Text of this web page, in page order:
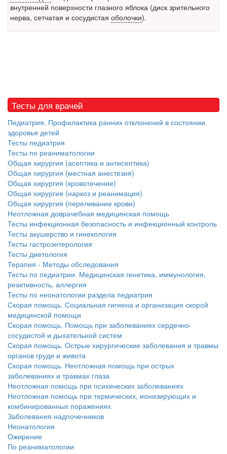
Местная анестезия развивает кардиотоксичность
Федеральная служба по
осложнений от...
Закон о праве родителей находиться с детьми в
реанимации внесен в Госдуму
законопроект внесен в
палату на
рассмотрение. Суть его
заключается в
нахождении одного из
родителей в
бесплатно, в течении всего срока лечения...
внутренней поверхности глазного яблока (диск зрительного
нерва, сетчатая и сосудистая оболочки).
Тесты для врачей
Педиатрия. Профилактика ранних отклонений в состоянии
здоровья детей
Тесты педиатрия
Тесты по реаниматологии
Общая хирургия (асептика и антисептика)
Общая хирургия (местная анестезия)
Общая хирургия (кровотечение)
Общая хирургия (наркоз и реанимация)
Общая хирургия (переливание крови)
Неотложная доврачебная медицинская помощь
Тесты инфекционная безопасность и инфекционный контроль
Тесты акушерство и гинекология
Тесты гастроэнтерология
Тесты диетология
Терапия - Методы обследования
Тесты по педиатрии. Медицинская генетика, иммунология,
реактивность, аллергия
Тесты по неонатологии раздела педиатрия
Скорая помощь. Социальная гигиена и организация скорой
медицинской помощи
Скорая помощь. Помощь при заболеваниях сердечно-
сосудистой и дыхательной систем
Скорая помощь. Острые хирургические заболевания и травмы
органов груди и живота
Скорая помощь. Неотложная помощь при острых
заболеваниях и травмах глаза
Неотложная помощь при психических заболеваниях
Неотложная помощь при термических, ионизирующих и
комбинированных поражениях
Заболевания надпочечников
Неонатология
Ожирение
По реаниматологии